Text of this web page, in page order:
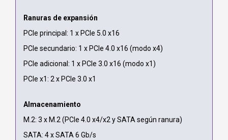
Ranuras de expansión
PCIe principal: 1 x PCIe 5.0 x16
PCIe secundario: 1 x PCIe 4.0 x16 (modo x4)
PCIe adicional: 1 x PCIe 3.0 x16 (modo x1)
PCIe x1: 2 x PCIe 3.0 x1
Almacenamiento
M.2: 3 x M.2 (PCIe 4.0 x4/x2 y SATA según ranura)
SATA: 4 x SATA 6 Gb/s